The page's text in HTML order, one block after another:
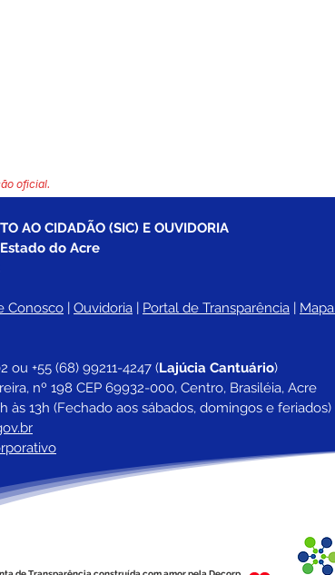
oficial.
AO CIDADÃO (SIC) E OUVIDORIA
do Acre
Conosco | Ouvidoria | Portal de Transparência | Mapa
ou +55 (68) 99211-4247 (Lajúcia Cantuário)
nº 198 CEP 69932-000, Centro, Brasiléia, Acre
às 13h (Fechado aos sábados, domingos e feriados)